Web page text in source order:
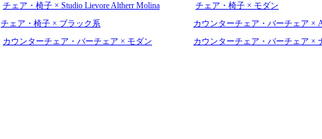
チェア・椅子 × Studio Lievore Altherr Molina
チェア・椅子 × モダン
チェア・椅子 × ブラック系
カウンターチェア・バーチェア ×
カウンターチェア・バーチェア × モダン カウンターチェア・バーチェア ×